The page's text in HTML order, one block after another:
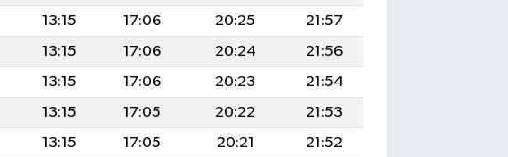
13:15 17:06 20:25
21:57
13:15 17:06 20:24
21:56
13:15 17:06 20:23
21:54
13:15 17:05 20:22
21:53
13:15 17:05 20:21
21:52